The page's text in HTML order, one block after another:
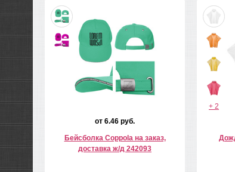
от 6.46 руб.
Бейсболка Coppola на заказ,
доставка ж/д 242093
+ 2